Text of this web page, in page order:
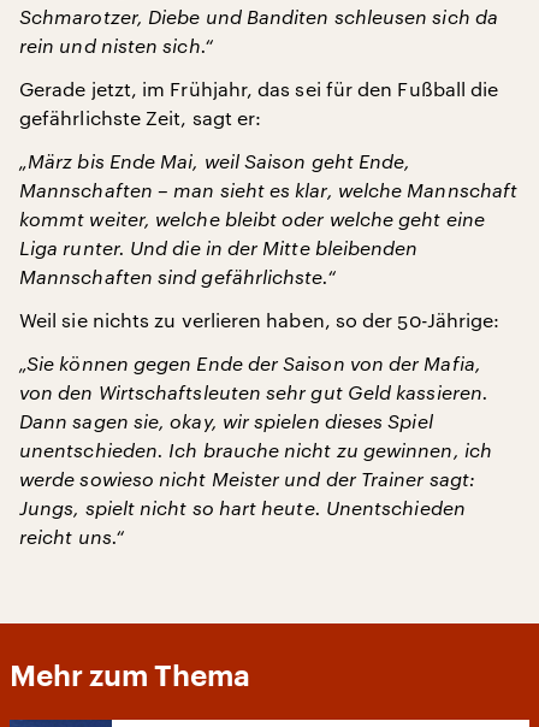
Schmarotzer, Diebe und Banditen schleusen sich da
rein und nisten sich.“
Gerade jetzt, im Frühjahr, das sei für den Fußball die
gefährlichste Zeit, sagt er:
„März bis Ende Mai, weil Saison geht Ende,
Mannschaften – man sieht es klar, welche Mannschaft
kommt weiter, welche bleibt oder welche geht eine
Liga runter. Und die in der Mitte bleibenden
Mannschaften sind gefährlichste.“
Weil sie nichts zu verlieren haben, so der 50-Jährige:
„Sie können gegen Ende der Saison von der Mafia,
von den Wirtschaftsleuten sehr gut Geld kassieren.
Dann sagen sie, okay, wir spielen dieses Spiel
unentschieden. Ich brauche nicht zu gewinnen, ich
werde sowieso nicht Meister und der Trainer sagt:
Jungs, spielt nicht so hart heute. Unentschieden
reicht uns.“
Mehr zum Thema